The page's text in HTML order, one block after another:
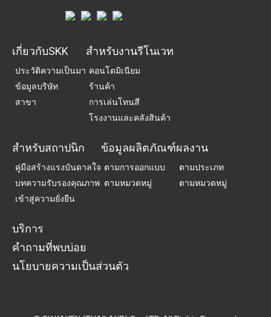
เกี่ยวกับSKK
ประวัติความเป็นมา
ข้อมูลบริษัท
สาขา
สำหรับงานรีโนเวท
คอนโดมิเนียม
ร้านค้า
การเล่นโทนสี
โรงงานและคลังสินค้า
สำหรับสถาปนิก
คู่มือสร้างแรงบันดาลใจ
บทความรับรองคุณภาพ
เข้าสู่ความยั่งยืน
ข้อมูลผลิตภัณฑ์
ตามการออกแบบ
ตามหมวดหมู่
ผลงาน
ตามประเภท
ตามหมวดหมู่
บริการ
คำถามที่พบบ่อย
นโยบายความเป็นส่วนตัว